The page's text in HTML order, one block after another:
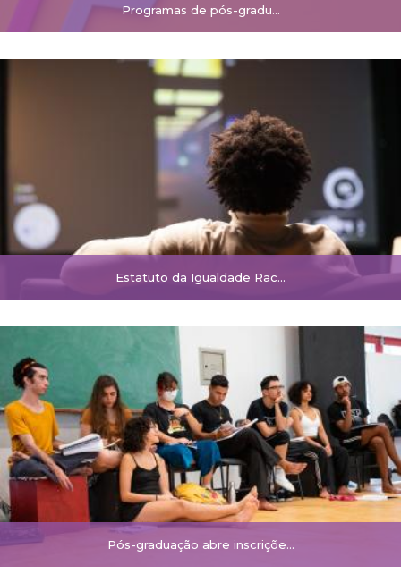
Programas de pós-gradu…
Estatuto da Igualdade Rac…
Pós-graduação abre inscriçõe…